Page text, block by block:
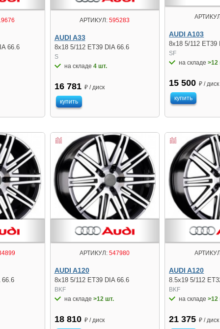
66.6
АРТИКУЛ: 595283
AUDI A33
8x18 5/112 ET39 DIA 66.6
S
на складе 4 шт.
16 781 ₽ / диск
купить
AUDI A103
8x18 5/112 ET39
SF
на складе>12
15 500 ₽ / диск
купить
66.6
АРТИКУЛ: 547980
AUDI A120
8x18 5/112 ET39 DIA 66.6
BKF
на складе >12 шт.
18 810 ₽ / диск
AUDI A120
8.5x19 5/112
BKF
на складе>12
21 375 ₽ / диск